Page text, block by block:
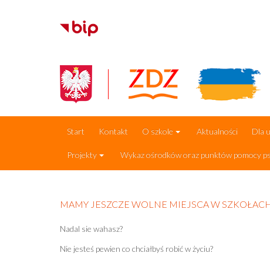
Start Kontakt O szkole Aktualności Dla
Projekty Wykaz ośrodków oraz punktów pomocy
MAMY JESZCZE WOLNE MIEJSCA W
Nadal sie wahasz?
Nie jesteś pewien co chciałbyś robić w życiu?